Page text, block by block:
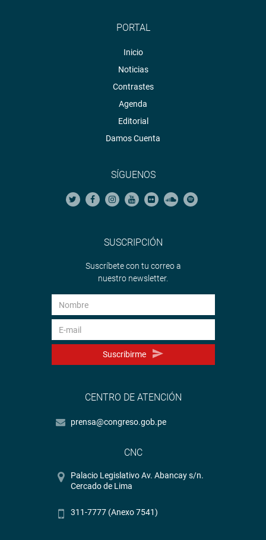
PORTAL
Inicio
Noticias
Contrastes
Agenda
Editorial
Damos Cuenta
SÍGUENOS
SUSCRIPCIÓN
Suscríbete con tu correo a
nuestro newsletter.
Suscribirme
CENTRO DE ATENCIÓN
prensa@congreso.gob.pe
CNC
Palacio Legislativo Av. Abancay s/n.
Cercado de Lima
311-7777 (Anexo 7541)